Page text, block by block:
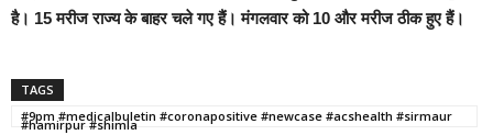
है। 15 मरीज राज्य के बाहर चले गए हैं। मंगलवार को 10 और मरीज ठीक हुए हैं।
TAGS
#9pm #medicalbuletin #coronapositive #newcase #acshealth #sirmaur
#hamirpur #shimla